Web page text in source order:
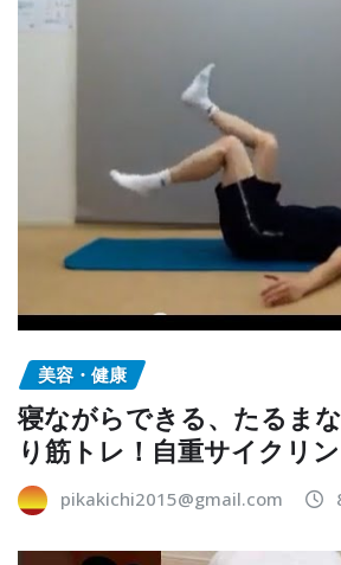
美容・健康
寝ながらできる、たるま
り筋トレ！自重サイクリ
pikakichi2015@gmail.com